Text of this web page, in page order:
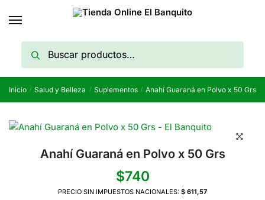
por:
Buscar
Inicio / Salud y Belleza / Suplementos / Anahí Guaraná en Polvo x 50 Grs
Anahí Guaraná en Polvo x 50 Grs
$740
PRECIO SIN IMPUESTOS NACIONALES: $ 611,57